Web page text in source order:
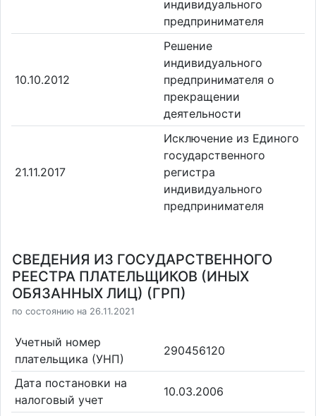
индивидуального
предпринимателя
10.10.2012
Решение
индивидуального
предпринимателя о
прекращении
деятельности
21.11.2017
Исключение из Единого
государственного
регистра
индивидуального
предпринимателя
СВЕДЕНИЯ ИЗ ГОСУДАРСТВЕННОГО
РЕЕСТРА ПЛАТЕЛЬЩИКОВ (ИНЫХ
ОБЯЗАННЫХ ЛИЦ) (ГРП)
по состоянию на 26.11.2021
Учетный номер
плательщика (УНП)
290456120
Дата постановки на
налоговый учет
10.03.2006